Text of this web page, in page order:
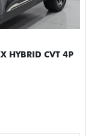
AUTOMATICO